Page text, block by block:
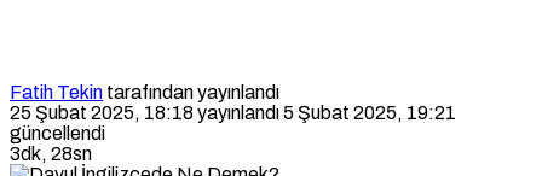
Fatih Tekin tarafından yayınlandı
25 Şubat 2025, 18:18yayınlandı5 Şubat 2025, 19:21
güncellendi
3dk, 28sn